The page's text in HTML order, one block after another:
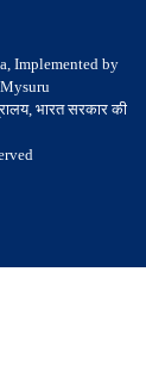
Implemented by
भारत सरकार की